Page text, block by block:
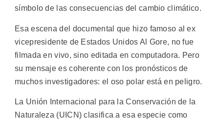
símbolo de las consecuencias del cambio climático.
Esa escena del documental que hizo famoso al ex
vicepresidente de Estados Unidos Al Gore, no fue
filmada en vivo, sino editada en computadora. Pero
su mensaje es coherente con los pronósticos de
muchos investigadores: el oso polar está en peligro.
La Unión Internacional para la Conservación de la
Naturaleza (UICN) clasifica a esa especie como